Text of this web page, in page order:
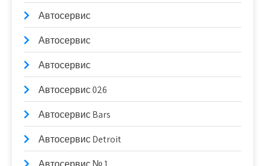
Автосервис
Автосервис
Автосервис
Автосервис 026
Автосервис Bars
Автосервис Detroit